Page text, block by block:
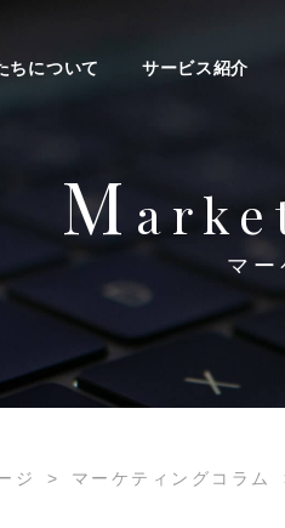
ちについて サービス紹介
M
マー
ジ > マーケティングコラム